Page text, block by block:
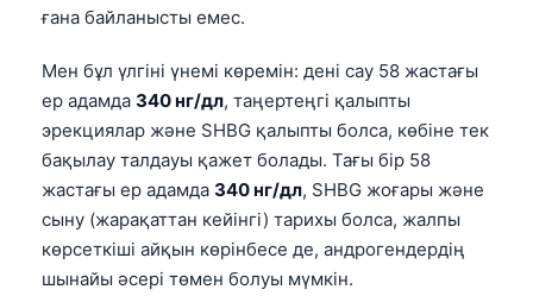
ғана байланысты емес.
Мен бұл үлгіні үнемі көремін: дені сау 58 жастағы
ер адамда 340 нг/дл, таңертеңгі қалыпты
эрекциялар және SHBG қалыпты болса, көбіне тек
бақылау талдауы қажет болады. Тағы бір 58
жастағы ер адамда 340 нг/дл, SHBG жоғары және
сыну (жарақаттан кейінгі) тарихы болса, жалпы
көрсеткіші айқын көрінбесе де, андрогендердің
шынайы әсері төмен болуы мүмкін.